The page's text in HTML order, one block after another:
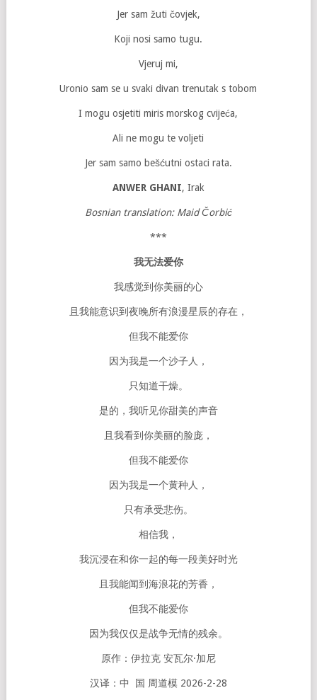
Jer sam žuti čovjek,
Koji nosi samo tugu.
Vjeruj mi,
Uronio sam se u svaki divan trenutak s tobom
I mogu osjetiti miris morskog cvijeća,
Ali ne mogu te voljeti
Jer sam samo bešćutni ostaci rata.
ANWER GHANI, Irak
Bosnian translation: Maid Čorbić
***
我无法爱你
我感觉到你美丽的心
且我能意识到夜晚所有浪漫星辰的存在，
但我不能爱你
因为我是一个沙子人，
只知道干燥。
是的，我听见你甜美的声音
且我看到你美丽的脸庞，
但我不能爱你
因为我是一个黄种人，
只有承受悲伤。
相信我，
我沉浸在和你一起的每一段美好时光
且我能闻到海浪花的芳香，
但我不能爱你
因为我仅仅是战争无情的残余。
原作：伊拉克 安瓦尔·加尼
汉译：中 国 周道模 2026-2-28